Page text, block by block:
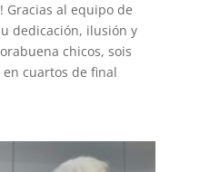
Gracias al equipo de
dedicación, ilusión y
chicos, sois
en cuartos de final